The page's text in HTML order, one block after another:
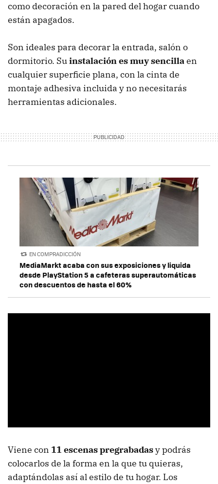
como decoración en la pared del hogar cuando
están apagados.
Son ideales para decorar la entrada, salón o
dormitorio. Suinstalación es muy sencillaen
cualquier superficie plana, con la cinta de
montaje adhesiva incluida y no necesitarás
herramientas adicionales.
EN COMPRADICCIÓN
MediaMarkt acaba con sus exposiciones y liquida
desde PlayStation 5 a cafeteras superautomáticas
con descuentos de hasta el 60%
Viene con 11 escenas pregrabadasy podrás
colocarlos de la forma en la que tu quieras,
adaptándolas así al estilo de tu hogar. Los